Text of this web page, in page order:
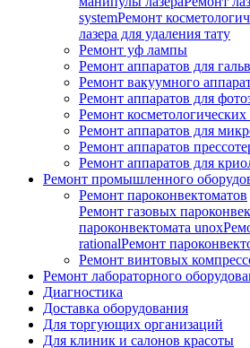
systemРемонт
лазера для удаления тату
Ремонт уф лампы
Ремонт аппаратов для
Ремонт вакуумного
Ремонт аппаратов для
Ремонт
Ремонт аппаратов для
Ремонт аппаратов
Ремонт аппаратов для
Ремонт промышленного
Ремонт пароконвектоматов
Ремонт газовых
пароконвектомата unox
rationalРемонт
Ремонт винтовых
Ремонт лабораторного
Диагностика
Доставка оборудования
Для торгующих организаций
Для клиник и салонов красоты